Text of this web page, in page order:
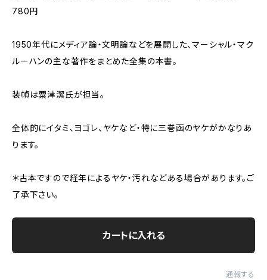
780円
1950年代にメディア論・文明論などを展開した、マーシャル・マク
ルーハンの主な著作をまとめた全集の本書。
装幀は粟津潔氏が担当。
全体的にイタミ、ヨゴレ、ヤケなど・特に三巻函のヤケがかなりあ
ります。
＊古本ですので経年によるヤケ・汚れなどある場合があります。ご
了承下さい。
カートに入れる
通報する